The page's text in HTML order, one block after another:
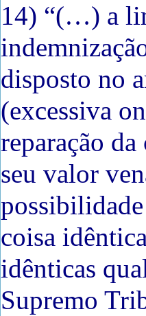
14) “(…) a
disposto no
(excessiva
reparação
seu valor
coisa
idênticas
Supremo